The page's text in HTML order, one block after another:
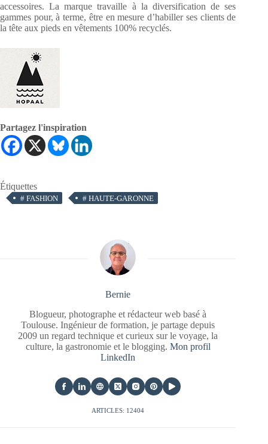
accessoires. La marque travaille à la diversification de ses
gammes pour, à terme, être en mesure d’habiller ses clients de
la tête aux pieds en vêtements 100% recyclés.
Partagez l'inspiration
Étiquettes
# FASHION # HAUTE-GARONNE
Bernie
Blogueur, photographe et rédacteur web basé à
Toulouse. Ingénieur de formation, je partage depuis
2009 un regard technique et curieux sur le voyage, la
culture, la gastronomie et le blogging. Mon profil
LinkedIn
ARTICLES: 12404